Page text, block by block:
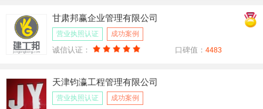
甘肃邦赢企业管理有限公司
营业执照认证 成功案例
诚信认证： 口碑值：4483
天津钧瀛工程管理有限公司
营业执照认证 成功案例